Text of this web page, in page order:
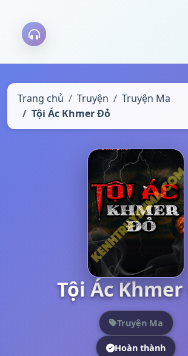
Trang chủ Truyện
Truyện Ma
Tội Ác Khmer Đỏ
Tội Ác
Truyện Ma
Hoàn thành